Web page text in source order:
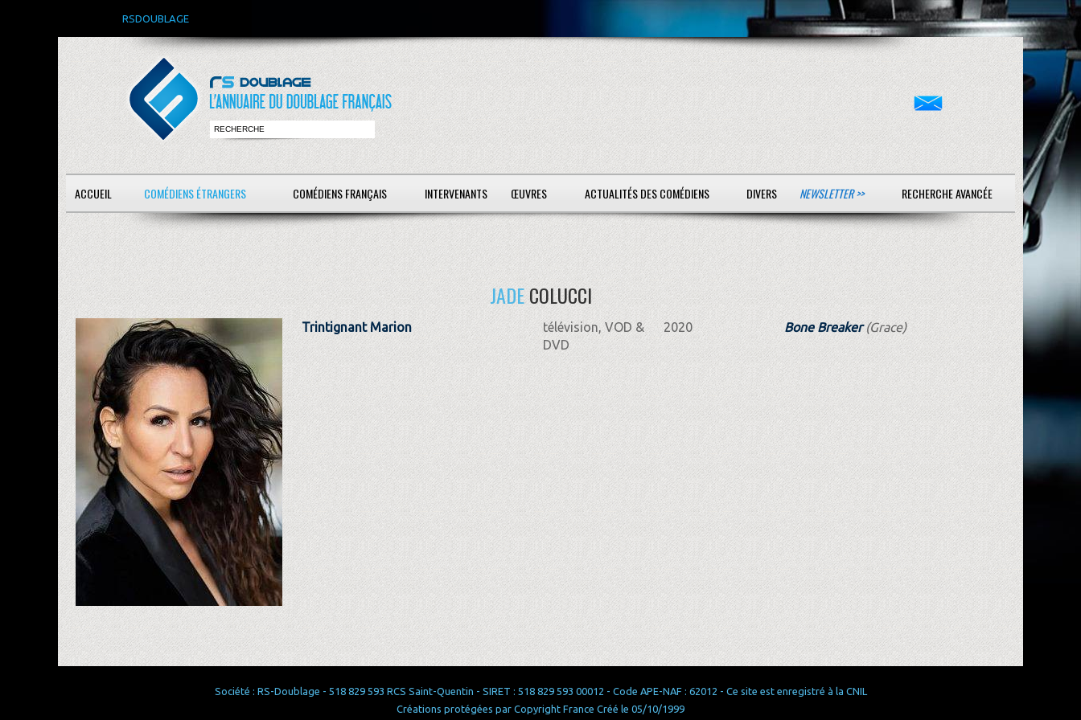
RSDOUBLAGE
ACCUEIL COMÉDIENS ÉTRANGERS COMÉDIENS FRANÇAIS INTERVENANTS ŒUVRES ACTUALITÉS DES COMÉDIENS DIVERS NEWSLETTER >> RECHERCHE AVANCÉE
JADECOLUCCI
Trintignant Marion
télévision, VOD &
DVD
2020 Bone Breaker(Grace)
Société : RS-Doublage - 518 829 593 RCS Saint-Quentin - SIRET : 518 829 593 00012 - Code APE-NAF : 62012 - Ce site est enregistré à la CNIL
Créations protégées par Copyright France Créé le 05/10/1999